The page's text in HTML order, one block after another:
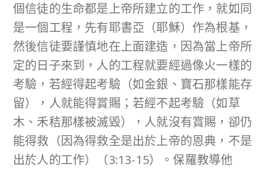
個信徒的生命都是上帝所建立的工作，就如同
是一個工程，先有耶書亞（耶穌）作為根基，
然後信徒要謹慎地在上面建造，因為當上帝所
定的日子來到，人的工程就要經過像火一樣的
考驗，若經得起考驗（如金銀、寶石那樣能存
留），人就能得賞賜；若經不起考驗（如草
木、禾秸那樣被滅毀），人就沒有賞賜，卻仍
能得救（因為得救全是出於上帝的恩典，不是
出於人的工作）（3:13-15）。保羅教導他